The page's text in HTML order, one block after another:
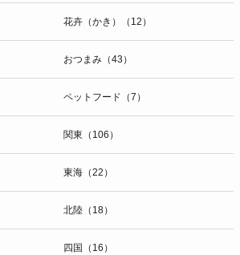
花卉（かき）（12）
おつまみ（43）
ペットフード（7）
関東（106）
東海（22）
北陸（18）
四国（16）